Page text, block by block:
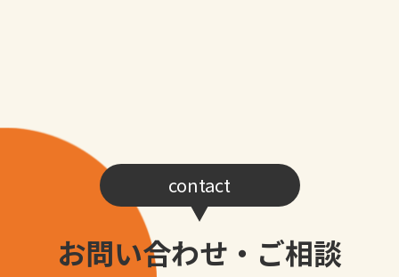
contact
お問い合わせ・ご相談